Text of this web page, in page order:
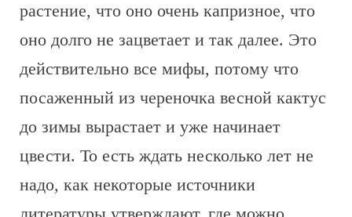
растение, что оно очень капризное, что
оно долго не зацветает и так далее. Это
действительно все мифы, потому что
посаженный из череночка весной кактус
до зимы вырастает и уже начинает
цвести. То есть ждать несколько лет не
надо, как некоторые источники